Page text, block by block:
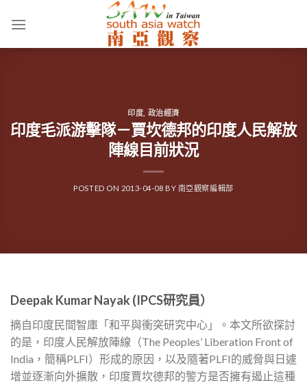
印度 政治經濟
印度毛派游擊隊－賈坎德邦的印度人民解放
陣線目前狀況
POSTED ON 2013-04-08 BY 南亞觀察編輯部
Deepak Kumar Nayak (IPCS研究員）
摘自印度民間智庫「和平與衝突研究中心」。本文所欲探討
的是，印度人民解放陣線（The Peoples’ Liberation Front of
India，簡稱PLFI）形成的原因，以及隨著PLFI的威脅與日遽
增並逐漸向外擴散，印度賈坎德邦的警方是否擁有遏止這種